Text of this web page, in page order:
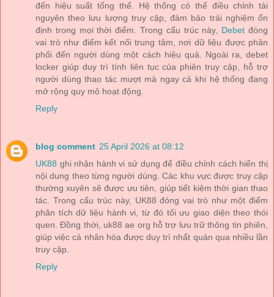
đến hiệu suất tổng thể. Hệ thống có thể điều chỉnh tài
nguyên theo lưu lượng truy cập, đảm bảo trải nghiệm ổn
định trong mọi thời điểm. Trong cấu trúc này, Debet đóng
vai trò như điểm kết nối trung tâm, nơi dữ liệu được phân
phối đến người dùng một cách hiệu quả. Ngoài ra, debet
locker giúp duy trì tính liên tục của phiên truy cập, hỗ trợ
người dùng thao tác mượt mà ngay cả khi hệ thống đang
mở rộng quy mô hoạt động.
Reply
blog comment 25 April 2026 at 08:12
UK88 ghi nhận hành vi sử dụng để điều chỉnh cách hiển thị
nội dung theo từng người dùng. Các khu vực được truy cập
thường xuyên sẽ được ưu tiên, giúp tiết kiệm thời gian thao
tác. Trong cấu trúc này, UK88 đóng vai trò như một điểm
phân tích dữ liệu hành vi, từ đó tối ưu giao diện theo thói
quen. Đồng thời, uk88 ae org hỗ trợ lưu trữ thông tin phiên,
giúp việc cá nhân hóa được duy trì nhất quán qua nhiều lần
truy cập.
Reply